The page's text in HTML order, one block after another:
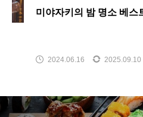
미야자키의 밤 명소 베스
2024.06.16 2025.09.10